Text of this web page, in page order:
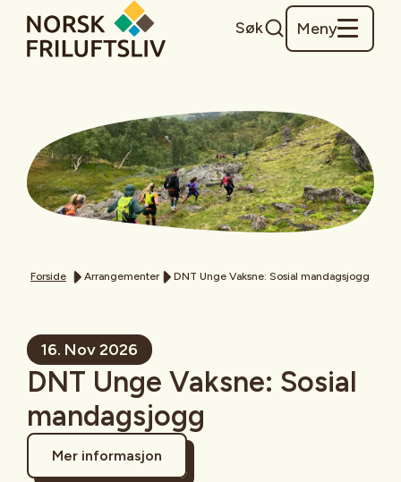
Søk Meny
Forside Arrangementer DNT Unge Vaksne: Sosial mandagsjogg
16. Nov 2026
DNT Unge Vaksne: Sosial
mandagsjogg
Mer informasjon